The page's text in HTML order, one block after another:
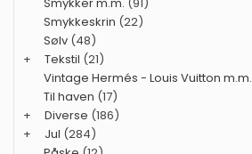
Smykkeskrin (22)
Sølv (48)
+
Tekstil (21)
Vintage Hermés - Louis Vuitton m.m.
Til haven (17)
+
Diverse (186)
+
Jul (284)